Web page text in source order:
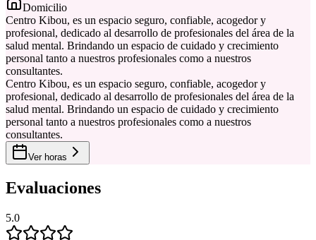
Domicilio
Centro Kibou, es un espacio seguro, confiable, acogedor y
profesional, dedicado al desarrollo de profesionales del área de la
salud mental. Brindando un espacio de cuidado y crecimiento
personal tanto a nuestros profesionales como a nuestros
consultantes.
Centro Kibou, es un espacio seguro, confiable, acogedor y
profesional, dedicado al desarrollo de profesionales del área de la
salud mental. Brindando un espacio de cuidado y crecimiento
personal tanto a nuestros profesionales como a nuestros
consultantes.
Ver horas
Evaluaciones
5.0